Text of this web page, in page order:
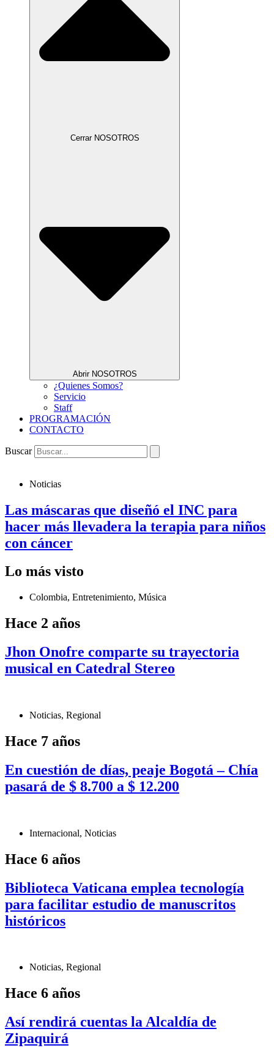
Cerrar NOSOTROS
Abrir NOSOTROS
¿Quienes Somos?
Servicio
Staff
PROGRAMACIÓN
CONTACTO
Buscar
Noticias
Las máscaras que diseñó el INC para
hacer más llevadera la terapia para niños
con cáncer
Lo más visto
Colombia, Entretenimiento, Música
Hace 2 años
Jhon Onofre comparte su trayectoria
musical en Catedral Stereo
Noticias, Regional
Hace 7 años
En cuestión de días, peaje Bogotá – Chía
pasará de $ 8.700 a $ 12.200
Internacional, Noticias
Hace 6 años
Biblioteca Vaticana emplea tecnología
para facilitar estudio de manuscritos
históricos
Noticias, Regional
Hace 6 años
Así rendirá cuentas la Alcaldía de
Zipaquirá